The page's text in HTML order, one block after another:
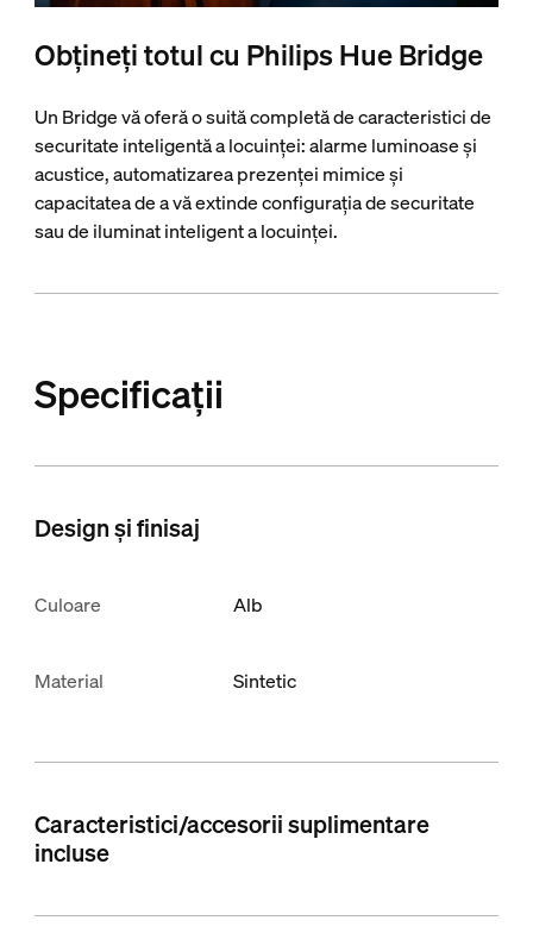
Obțineți totul cu Philips Hue Bridge
Un Bridge vă oferă o suită completă de caracteristici de
securitate inteligentă a locuinței: alarme luminoase și
acustice, automatizarea prezenței mimice și
capacitatea de a vă extinde configurația de securitate
sau de iluminat inteligent a locuinței.
Specificații
Design și finisaj
Culoare Alb
Material Sintetic
Caracteristici/accesorii suplimentare
incluse